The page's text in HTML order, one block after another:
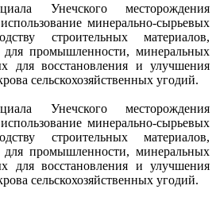
Унечского месторождения
минерально-сырьевых
строительных материалов,
для промышленности, минеральных
для восстановления и улучшения
сельскохозяйственных угодий.
Унечского месторождения
минерально-сырьевых
строительных материалов,
для промышленности, минеральных
для восстановления и улучшения
сельскохозяйственных угодий.